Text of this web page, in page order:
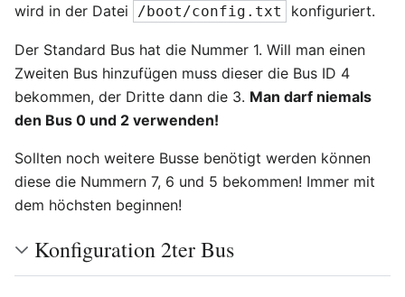
wird in der Datei
/boot/config.txt konfiguriert.
Der Standard Bus hat die Nummer 1. Will man einen
Zweiten Bus hinzufügen muss dieser die Bus ID 4
bekommen, der Dritte dann die 3. Man darf niemals
den Bus 0 und 2 verwenden!
Sollten noch weitere Busse benötigt werden können
diese die Nummern 7, 6 und 5 bekommen! Immer mit
dem höchsten beginnen!
Konfiguration 2ter Bus